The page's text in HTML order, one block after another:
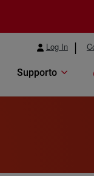
Log In
Supporto